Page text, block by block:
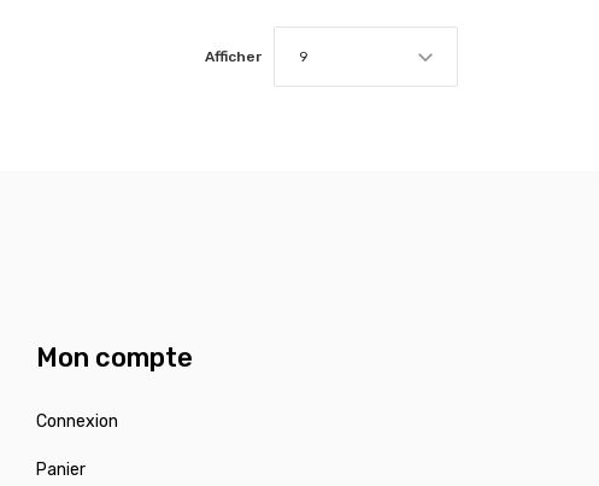
Afficher 9
Mon compte
Connexion
Panier